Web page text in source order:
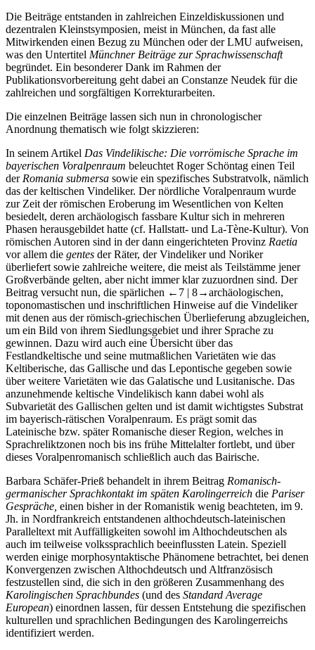
Die Beiträge entstanden in zahlreichen Einzeldiskussionen und
dezentralen Kleinstsymposien, meist in München, da fast alle
Mitwirkenden einen Bezug zu München oder der LMU aufweisen,
was den Untertitel Münchner Beiträge zur Sprachwissenschaft
begründet. Ein besonderer Dank im Rahmen der
Publikationsvorbereitung geht dabei an Constanze Neudek für die
zahlreichen und sorgfältigen Korrekturarbeiten.
Die einzelnen Beiträge lassen sich nun in chronologischer
Anordnung thematisch wie folgt skizzieren:
In seinem Artikel Das Vindelikische: Die vorrömische Sprache im
bayerischen Voralpenraum beleuchtetRoger Schöntag einen Teil
derRomania submersa sowie ein spezifisches Substratvolk, nämlich
das der keltischen Vindeliker. Der nördliche Voralpenraum wurde
zur Zeit der römischen Eroberung im Wesentlichen von Kelten
besiedelt, deren archäologisch fassbare Kultur sich in mehreren
Phasen herausgebildet hatte (cf. Hallstatt- und La-Tène-Kultur). Von
römischen Autoren sind in der dann eingerichteten Provinz Raetia
vor allem die gentes der Räter, der Vindeliker und Noriker
überliefert sowie zahlreiche weitere, die meist als Teilstämme jener
Großverbände gelten, aber nicht immer klar zuzuordnen sind. Der
Beitrag versucht nun, die spärlichen ←7 | 8→archäologischen,
toponomastischen und inschriftlichen Hinweise auf die Vindeliker
mit denen aus der römisch-griechischen Überlieferung abzugleichen,
um ein Bild von ihrem Siedlungsgebiet und ihrer Sprache zu
gewinnen. Dazu wird auch eine Übersicht über das
Festlandkeltische und seine mutmaßlichen Varietäten wie das
Keltiberische, das Gallische und das Lepontische gegeben sowie
über weitere Varietäten wie das Galatische und Lusitanische. Das
anzunehmende keltische Vindelikisch kann dabei wohl als
Subvarietät des Gallischen gelten und ist damit wichtigstes Substrat
im bayerisch-rätischen Voralpenraum. Es prägt somit das
Lateinische bzw. später Romanische dieser Region, welches in
Sprachreliktzonen noch bis ins frühe Mittelalter fortlebt, und über
dieses Voralpenromanisch schließlich auch das Bairische.
Barbara Schäfer-Prieß behandelt in ihrem Beitrag Romanisch-
germanischer Sprachkontakt im späten Karolingerreich die Pariser
Gespräche, einen bisher in der Romanistik wenig beachteten, im 9.
Jh. in Nordfrankreich entstandenen althochdeutsch-lateinischen
Paralleltext mit Auffälligkeiten sowohl im Althochdeutschen als
auch im teilweise volkssprachlich beeinflussten Latein. Speziell
werden einige morphosyntaktische Phänomene betrachtet, bei denen
Konvergenzen zwischen Althochdeutsch und Altfranzösisch
festzustellen sind, die sich in den größeren Zusammenhang des
Karolingischen Sprachbundes (und des Standard Average
European) einordnen lassen, für dessen Entstehung die spezifischen
kulturellen und sprachlichen Bedingungen des Karolingerreichs
identifiziert werden.